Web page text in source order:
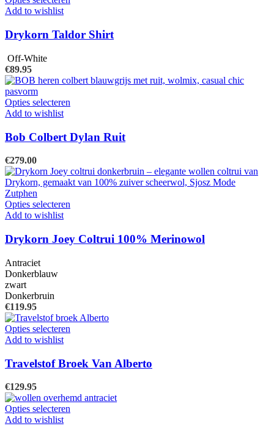
op
productpagina
meerdere
kan
gekozen
op
productpagina
Add to wishlist
Drykorn Taldor Shirt
Off-White
€89.95
Opties selecteren
meerdere
variaties.
optie
kan
gekozen
op
productpagina
Add to wishlist
Bob Colbert Dylan Ruit
€279.00
Opties selecteren
meerdere
variaties.
op
de
productpagina
Add to wishlist
Drykorn Joey Coltrui 100% Merinowol
Antraciet
Donkerblauw
zwart
Donkerbruin
€119.95
Opties selecteren
meerdere
variaties.
optie
kan
gekozen
Add to wishlist
Travelstof Broek Van Alberto
€129.95
Opties selecteren
Add to wishlist